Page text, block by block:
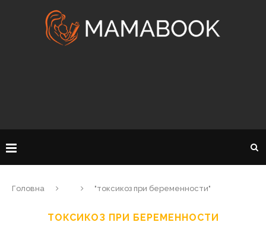
Головна "токсикоз при беременности"
ТОКСИКОЗ ПРИ БЕРЕМЕННОСТИ